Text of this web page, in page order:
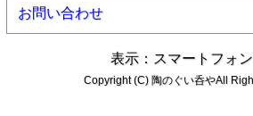
お問い合わせ
表示：スマートフォン
Copyright (C) 陶のぐい呑やAll